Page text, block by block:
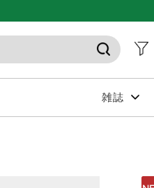
雑誌